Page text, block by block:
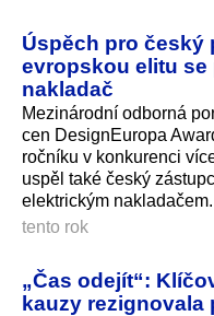
Úspěch pro český
evropskou elitu
nakladač
Mezinárodní odborná
cen DesignEuropa
ročníku v konkurenci
uspěl také český
elektrickým nakladačem.
tento rok
„Čas odejít“:
kauzy rezignovala